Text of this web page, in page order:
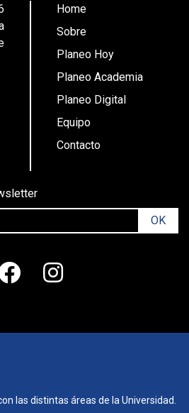
Home
Sobre
Planeo Hoy
Planeo Academia
Planeo Digital
Equipo
Contacto
OK
las distintas áreas de la Universidad.